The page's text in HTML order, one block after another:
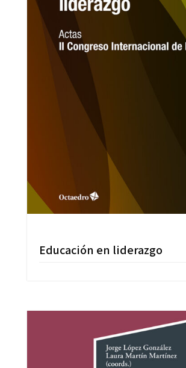
Educación en liderazgo